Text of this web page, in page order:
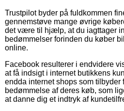
Trustpilot byder på fuldkommen
gennemstøve mange øvrige
det være til hjælp, at du iagttager
bedømmelser forinden du køber
online.
Facebook resulterer i endvidere
at få indsigt i internet butikkens
endda internet shops som tilbyder
bedømmelse af deres køb, som
at danne dig et indtryk af